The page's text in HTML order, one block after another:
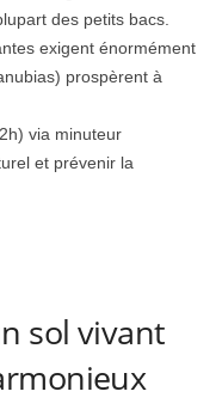
des petits bacs.
exigent énormément
prospèrent à
via minuteur
et prévenir la
sol vivant